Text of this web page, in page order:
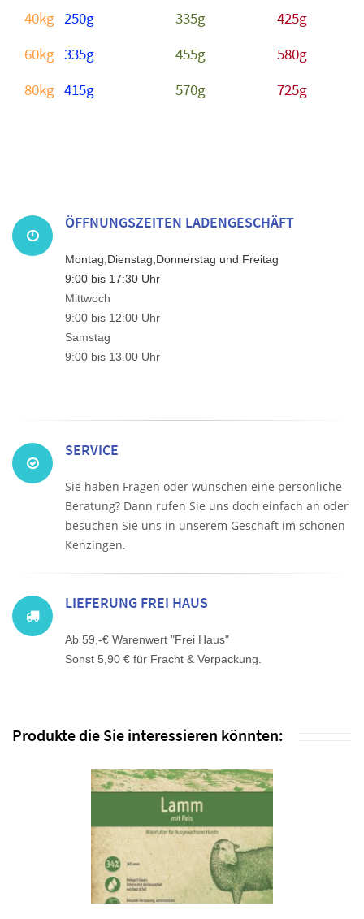
40kg 250g 335g
425g
60kg 335g 455g
580g
80kg 415g 570g 725g
ÖFFNUNGSZEITEN LADENGESCHÄFT
Montag,Dienstag,Donnerstag und Freitag
9:00 bis 17:30 Uhr
Mittwoch
9:00 bis 12:00 Uhr
Samstag
9:00 bis 13.00 Uhr
SERVICE
Sie haben Fragen oder wünschen eine persönliche
Beratung? Dann rufen Sie uns doch einfach an oder
besuchen Sie uns in unserem Geschäft im schönen
Kenzingen.
LIEFERUNG FREI HAUS
Ab 59,-€ Warenwert "Frei Haus"
Sonst 5,90 € für Fracht & Verpackung.
Produkte die Sie interessieren könnten: